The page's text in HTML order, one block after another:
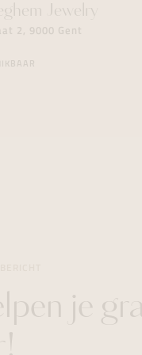
Jewelry
2, 9000 Gent
je